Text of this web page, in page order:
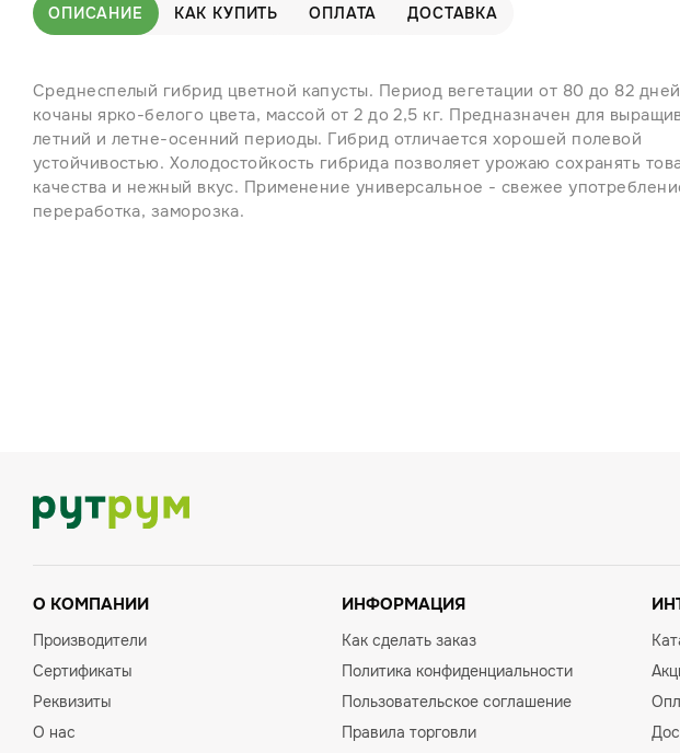
ОПИСАНИЕ КАК КУПИТЬ ОПЛАТА ДОСТАВКА
Среднеспелый гибрид цветной капусты. Период вегетации от 80 до 82
кочаны ярко-белого цвета, массой от 2 до 2,5 кг. Предназначен для
летний и летне-осенний периоды. Гибрид отличается хорошей полевой
устойчивостью. Холодостойкость гибрида позволяет урожаю сохранять
качества и нежный вкус. Применение универсальное - свежее
переработка, заморозка.
О КОМПАНИИ
Производители
Сертификаты
Реквизиты
О нас
ИНФОРМАЦИЯ
Как сделать заказ
Политика конфиденциальности
Пользовательское соглашение
Правила торговли